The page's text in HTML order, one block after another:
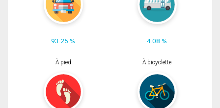
93.25 % 4.08 %
À pied À bicyclette